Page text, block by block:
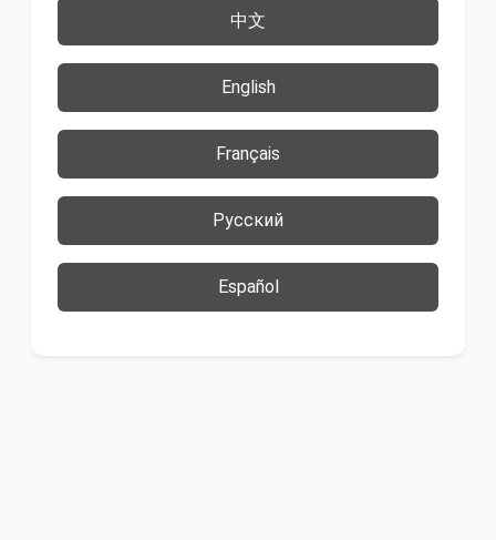
中文
English
Français
Русский
Español